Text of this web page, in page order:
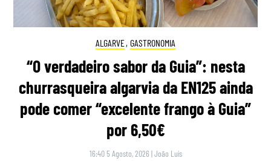
ALGARVE, GASTRONOMIA
“O verdadeiro sabor da Guia”: nesta
churrasqueira algarvia da EN125 ainda
pode comer “excelente frango à Guia”
por 6,50€
16:40 5 Agosto, 2026 |João Luís